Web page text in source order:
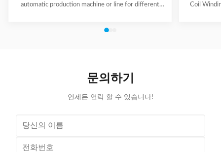
automatic production machine or line for different
production line including paper inserting machine, coil
inserting machine,
Coil
문의하기
언제든 연락 할 수 있습니다!